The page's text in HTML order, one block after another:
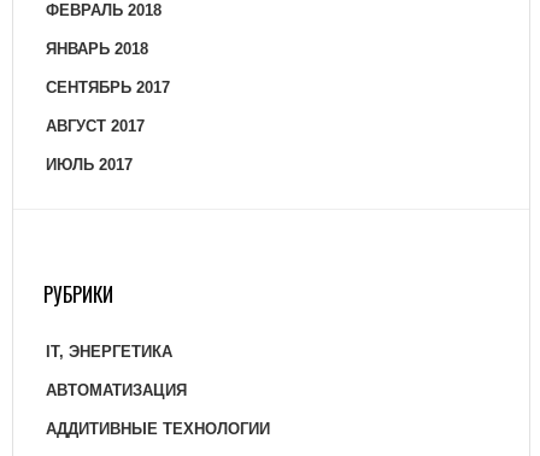
ФЕВРАЛЬ 2018
ЯНВАРЬ 2018
СЕНТЯБРЬ 2017
АВГУСТ 2017
ИЮЛЬ 2017
РУБРИКИ
IT, ЭНЕРГЕТИКА
АВТОМАТИЗАЦИЯ
АДДИТИВНЫЕ ТЕХНОЛОГИИ